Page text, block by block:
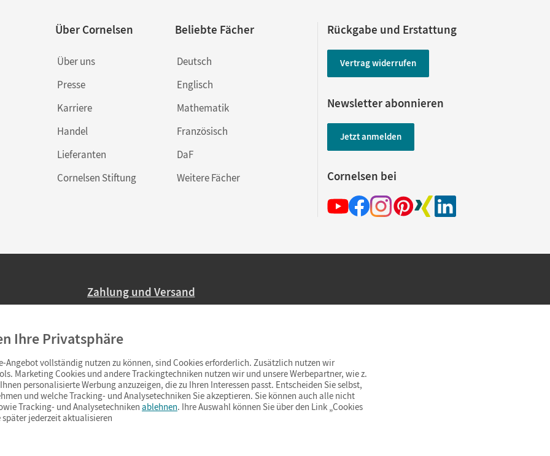
Über Cornelsen
Über uns
Presse
Karriere
Handel
Lieferanten
Cornelsen Stiftung
Beliebte Fächer
Deutsch
Englisch
Mathematik
Französisch
DaF
Weitere Fächer
Rückgabe und Erstattung
Vertrag widerrufen
Newsletter abonnieren
Jetzt anmelden
Cornelsen bei
Zahlung und Versand
Ab 59,– EUR Bestellwert liefern wir versandkostenfrei innerhalb Deutschlands
(Lieferung in 3–6 Tagen).
Ihre Privatsphäre
Angebot vollständig nutzen zu können, sind Cookies erforderlich. Zusätzlich nutzen wir
Marketing Cookies und andere Trackingtechniken nutzen wir und unsere Werbepartner, wie z.
personalisierte Werbung anzuzeigen, die zu Ihren Interessen passt. Entscheiden Sie selbst,
und welche Tracking- und Analysetechniken Sie akzeptieren. Sie können auch alle nicht
Tracking- und Analysetechniken ablehnen. Ihre Auswahl können Sie über den Link „Cookies
später jederzeit aktualisieren